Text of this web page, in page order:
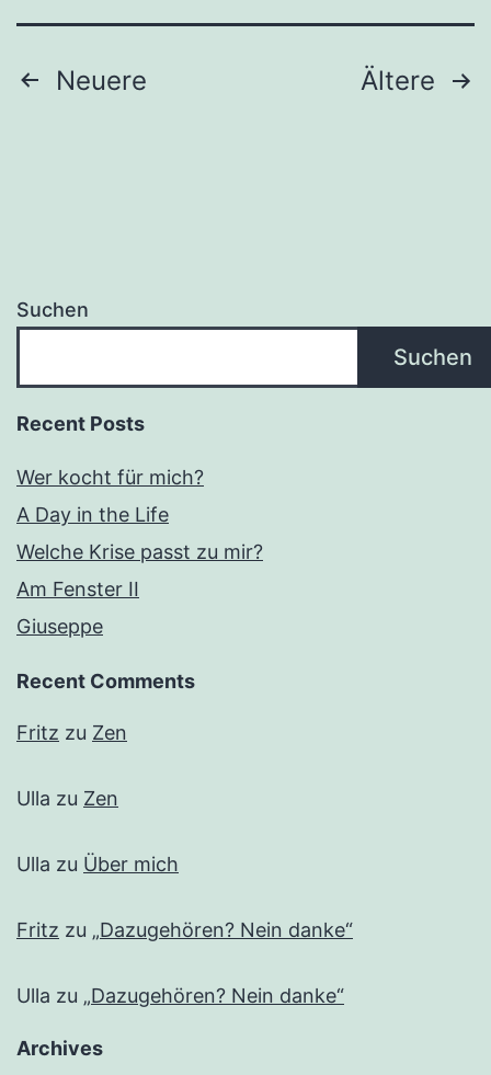
Seitennummerierung
Neuere Ältere
Suchen
Suchen
Recent Posts
Wer kocht für mich?
A Day in the Life
Welche Krise passt zu mir?
Am Fenster II
Giuseppe
Recent Comments
Fritz zu Zen
Ulla zu Zen
Ulla zu Über mich
Fritz zu „Dazugehören? Nein danke“
Ulla zu „Dazugehören? Nein danke“
Archives